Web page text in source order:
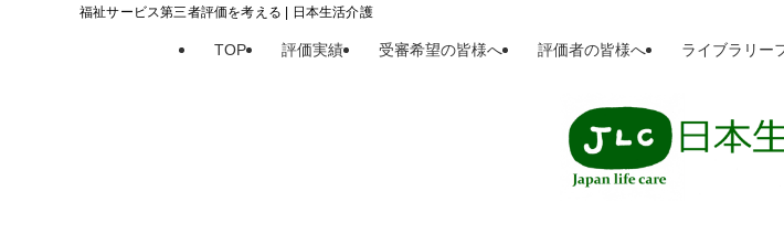
福祉サービス第三者評価を考える | 日本生活介護
TOP 評価実績 受審希望の皆様へ 評価者の皆様へ ライブラリー